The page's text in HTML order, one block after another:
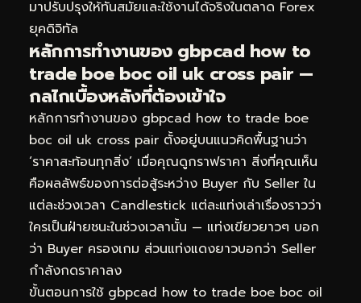
มาปรับปรุงให้ทันสมัยและใช้งานได้จริงในตลาด Forex
ยุคดิจิทัล
หลักการทำงานของ gbpcad how to
trade boe boc oil uk cross pair —
กลไกเบื้องหลังที่ต้องเข้าใจ
หลักการทำงานของ gbpcad how to trade boe
boc oil uk cross pair ตั้งอยู่บนแนวคิดพื้นฐานว่า
‘ราคาสะท้อนทุกสิ่ง’ เมื่อคุณดูกราฟราคา สิ่งที่คุณเห็น
คือผลลัพธ์ของการต่อสู้ระหว่าง Buyer กับ Seller ใน
แต่ละช่วงเวลา Candlestick แต่ละแท่งเล่าเรื่องราวว่า
ใครเป็นฝ่ายชนะในช่วงเวลานั้น — แท่งเขียวยาวๆ บอก
ว่า Buyer ครองเกม ส่วนแท่งแดงยาวบอกว่า Seller
กำลังกดราคาลง
ขั้นตอนการใช้ gbpcad how to trade boe boc oil